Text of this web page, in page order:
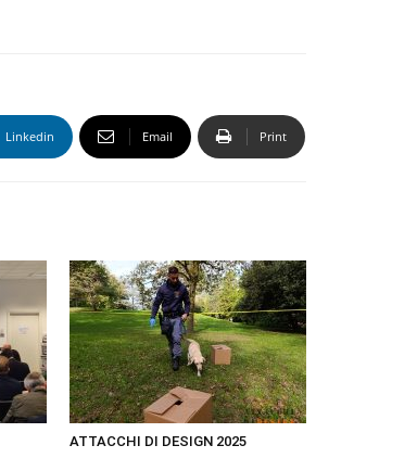
Linkedin Email Print
ATTACCHI DI DESIGN 2025